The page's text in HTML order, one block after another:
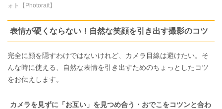
ォト【Photorait】
表情が硬くならない！自然な笑顔を引き出す撮影のコツ
完全に顔を隠すわけではないけれど、カメラ目線は避けたい。そ
んな時に使える、自然な表情を引き出すためのちょっとしたコツ
をお伝えします。
カメラを見ずに「お互い」を見つめ合う・おでこをコツンと合わ